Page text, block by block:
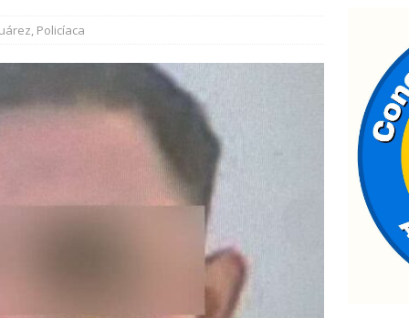
a hombre dentro de su vivienda en la colonia Ramón
secretario de Salud atención y operación de Centros de
en la avenida 20 de Noviembre deja dos lesionados
, Policíaca